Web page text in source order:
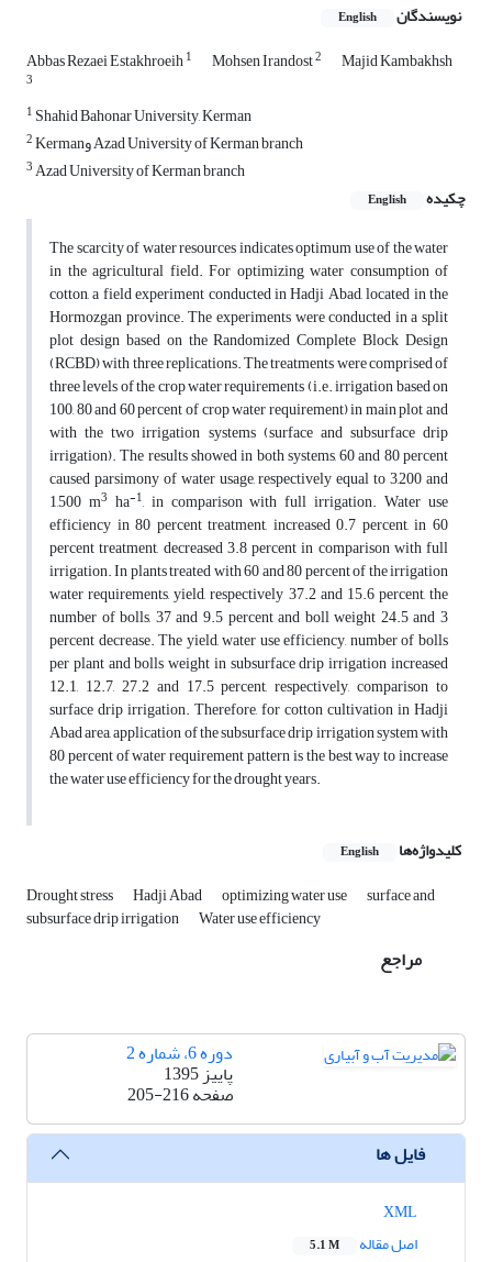
نویسندگان English
Abbas Rezaei Estakhroeih1 Mohsen Irandost2 Majid Kambakhsh
3
1 Shahid Bahonar University, Kerman
2 Kermanو Azad University of Kerman branch
3Azad University of Kerman branch
چکیده
English
The scarcity of water resources indicates optimum use of the water
in the agricultural field. For optimizing water consumption of
cotton, a field experiment conducted in Hadji Abad, located in the
Hormozgan province. The experiments were conducted in a split
plot design based on the Randomized Complete Block Design
(RCBD) with three replications. The treatments were comprised of
three levels of the crop water requirements (i.e. irrigation based on
100, 80 and 60 percent of crop water requirement) in main plot and
with the two irrigation systems (surface and subsurface drip
irrigation). The results showed in both systems, 60 and 80 percent
caused parsimony of water usage, respectively equal to 3,200 and
1,500 m3 ha-1, in comparison with full irrigation. Water use
efficiency in 80 percent treatment, increased 0.7 percent, in 60
percent treatment, decreased 3.8 percent in comparison with full
irrigation. In plants treated with 60 and 80 percent of the irrigation
water requirements, yield, respectively 37.2 and 15.6 percent, the
number of bolls, 37 and 9.5 percent and boll weight 24.5 and 3
percent decrease. The yield, water use efficiency, number of bolls
per plant and bolls weight in subsurface drip irrigation increased
12.1, 12.7, 27.2 and 17.5 percent, respectively, comparison to
surface drip irrigation. Therefore, for cotton cultivation in Hadji
Abad area, application of the subsurface drip irrigation system with
80 percent of water requirement pattern is the best way to increase
the water use efficiency for the drought years.
کلیدواژه‌ها English
Drought stress Hadji Abad optimizing water use surface and
subsurface drip irrigation Water use efficiency
مراجع
دوره 6، شماره 2
پاییز 1395
صفحه205-216
فایل ها
اصل مقاله
5.1 M